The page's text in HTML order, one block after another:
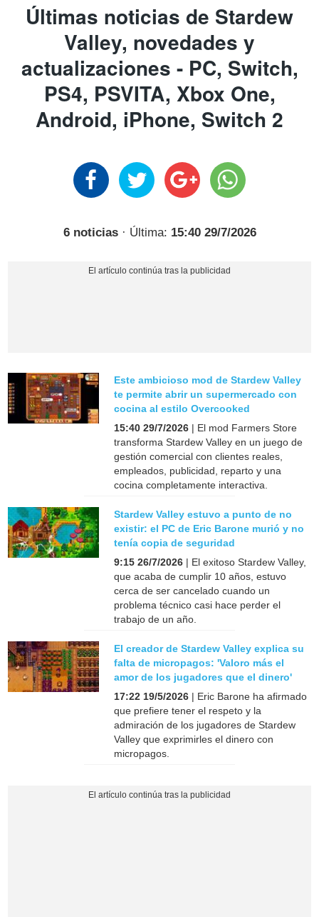
Últimas noticias de Stardew
Valley, novedades y
actualizaciones - PC, Switch,
PS4, PSVITA, Xbox One,
Android, iPhone, Switch 2
6 noticias· Última: 15:40 29/7/2026
Este ambicioso mod de Stardew Valley
te permite abrir un supermercado con
cocina al estilo Overcooked
15:40 29/7/2026 | El mod Farmers Store
transforma Stardew Valley en un juego de
gestión comercial con clientes reales,
empleados, publicidad, reparto y una
cocina completamente interactiva.
Stardew Valley estuvo a punto de no
existir: el PC de Eric Barone murió y no
tenía copia de seguridad
9:15 26/7/2026 | El exitoso Stardew Valley,
que acaba de cumplir 10 años, estuvo
cerca de ser cancelado cuando un
problema técnico casi hace perder el
trabajo de un año.
El creador de Stardew Valley explica su
falta de micropagos: 'Valoro más el
amor de los jugadores que el dinero'
17:22 19/5/2026 | Eric Barone ha afirmado
que prefiere tener el respeto y la
admiración de los jugadores de Stardew
Valley que exprimirles el dinero con
micropagos.